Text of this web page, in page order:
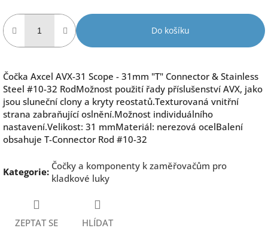
Do košíku
Čočka Axcel AVX-31 Scope - 31mm "T" Connector & Stainless
Steel #10-32 RodMožnost použití řady příslušenství AVX, jako
jsou sluneční clony a kryty reostatů.Texturovaná vnitřní
strana zabraňující oslnění.Možnost individuálního
nastavení.Velikost: 31 mmMateriál: nerezová ocelBalení
obsahuje T-Connector Rod #10-32
Kategorie: Čočky a komponenty k zaměřovačům pro
kladkové luky
ZEPTAT SE HLÍDAT